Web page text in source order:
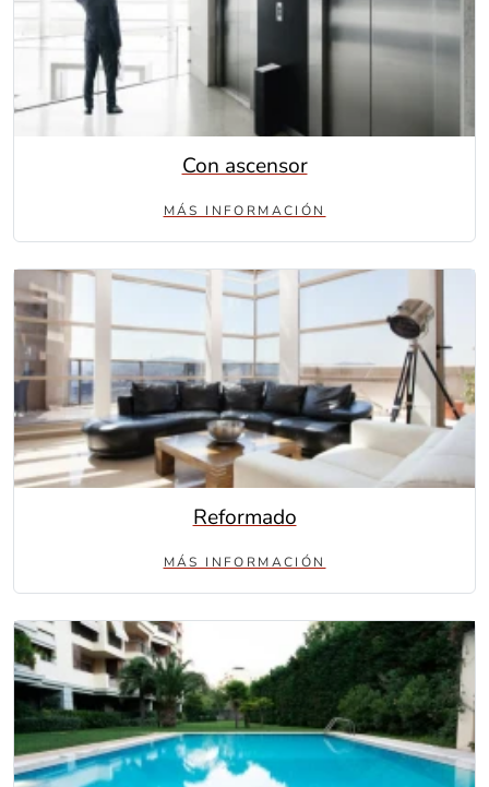
Con ascensor
MÁS INFORMACIÓN
Reformado
MÁS INFORMACIÓN